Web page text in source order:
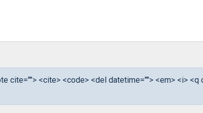
cite=""> <cite> <code> <del datetime=""> <em> <i> <q